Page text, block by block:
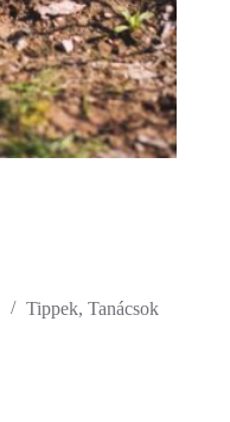
Tippek, Tanácsok